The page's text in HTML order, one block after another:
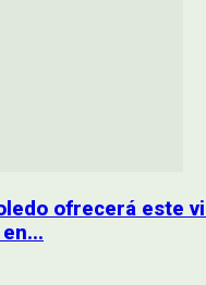
ofrecerá este